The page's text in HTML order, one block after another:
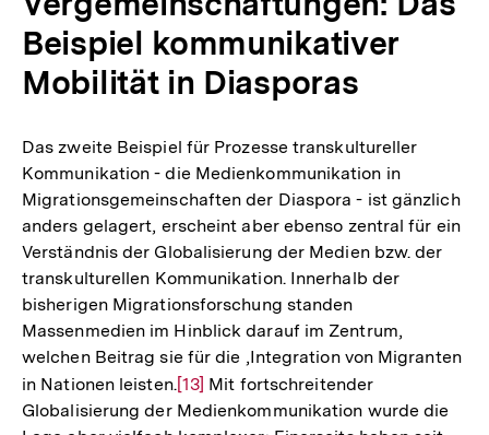
Beispiel kommunikativer
Mobilität in Diasporas
Das zweite Beispiel für Prozesse transkultureller
Kommunikation - die Medienkommunikation in
Migrationsgemeinschaften der Diaspora - ist gänzlich
anders gelagert, erscheint aber ebenso zentral für ein
Verständnis der Globalisierung der Medien bzw. der
transkulturellen Kommunikation. Innerhalb der
bisherigen Migrationsforschung standen
Massenmedien im Hinblick darauf im Zentrum,
welchen Beitrag sie für die ,Integration von Migranten
in Nationen leisten.Zur
Auflösung
[13] Mit fortschreitender
Globalisierung der Medienkommunikation wurde die